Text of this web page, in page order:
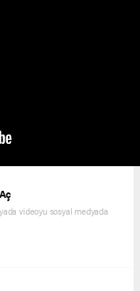
videoyu sosyal medyada